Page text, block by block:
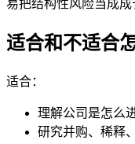
易把结构性风险当成成
适合和不适合
适合：
理解公司是怎么
研究并购、稀释